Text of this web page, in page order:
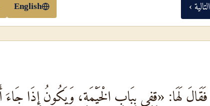
التالية › English
فَقَالَ لَهَا: «قِفِي بِبَابِ الْخَيْمَةِ، وَيَكُونُ إِذَا